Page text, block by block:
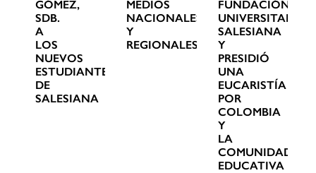
GÓMEZ,
SDB.
A
LOS
NUEVOS
ESTUDIANTES
DE
SALESIANA
MEDIOS
NACIONALES
Y
REGIONALES
FUNDACIÓN
UNIVERSITARIA
SALESIANA
Y
PRESIDIÓ
UNA
EUCARISTÍA
POR
COLOMBIA
Y
LA
COMUNIDAD
EDUCATIVA